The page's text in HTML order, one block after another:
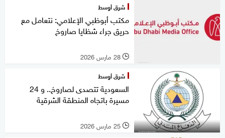
شرق أوسط
مكتب أبوظبي الإعلامي: نتعامل مع
حريق جراء شظايا صاروخ
l 28 مارس 2026
شرق أوسط
السعودية تتصدى لصاروخ.. و 24
مسيرة باتجاه المنطقة الشرقية
l 25 مارس 2026